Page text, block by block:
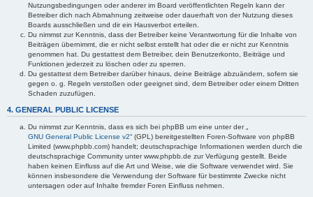
Nutzungsbedingungen oder anderer im Board veröffentlichten Regeln kann der
Betreiber dich nach Abmahnung zeitweise oder dauerhaft von der Nutzung dieses
Boards ausschließen und dir ein Hausverbot erteilen.
Du nimmst zur Kenntnis, dass der Betreiber keine Verantwortung für die Inhalte von
Beiträgen übernimmt, die er nicht selbst erstellt hat oder die er nicht zur Kenntnis
genommen hat. Du gestattest dem Betreiber, dein Benutzerkonto, Beiträge und
Funktionen jederzeit zu löschen oder zu sperren.
Du gestattest dem Betreiber darüber hinaus, deine Beiträge abzuändern, sofern sie
gegen o. g. Regeln verstoßen oder geeignet sind, dem Betreiber oder einem Dritten
Schaden zuzufügen.
4. GENERAL PUBLIC LICENSE
Du nimmst zur Kenntnis, dass es sich bei phpBB um eine unter der „
GNU General Public License v2“ (GPL) bereitgestellten Foren-Software von phpBB
Limited (www.phpbb.com) handelt; deutschsprachige Informationen werden durch die
deutschsprachige Community unter www.phpbb.de zur Verfügung gestellt. Beide
haben keinen Einfluss auf die Art und Weise, wie die Software verwendet wird. Sie
können insbesondere die Verwendung der Software für bestimmte Zwecke nicht
untersagen oder auf Inhalte fremder Foren Einfluss nehmen.